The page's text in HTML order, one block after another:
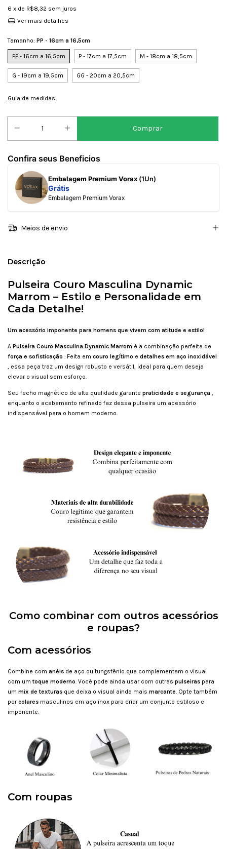
6 x de R$8,32 sem juros
Ver mais detalhes
Tamanho: PP - 16cm a 16,5cm
PP - 16cm a 16,5cm P - 17cm a 17,5cm M - 18cm a 18,5cm
G - 19cm a 19,5cm GG - 20cm a 20,5cm
Guia de medidas
Confira seus Beneficios
Embalagem Premium Vorax (1Un)
Grátis
Embalagem Premium Vorax
Meios de envio
Descrição
Pulseira Couro Masculina Dynamic
Marrom – Estilo e Personalidade em
Cada Detalhe!
Um acessório imponente para homens que vivem com atitude e estilo!
A Pulseira Couro Masculina Dynamic Marrom é a combinação perfeita de
força e sofisticação . Feita em couro legítimo e detalhes em aço inoxidável
, essa peça traz um design robusto e versátil, ideal para quem deseja
elevar o visual sem esforço.
Seu fecho magnético de alta qualidade garante praticidade e segurança ,
enquanto o acabamento refinado faz dessa pulseira um acessório
indispensável para o homem moderno.
Como combinar com outros acessórios
e roupas?
Com acessórios
Combine com anéis de aço ou tungstênio que complementam o visual
com um toque moderno. Você pode ainda usar com outras pulseiras para
um mix de texturas que deixa o visual ainda mais marcante. Opte também
porcolares masculinos em aço inox para criar um conjunto estiloso e
imponente.
Com roupas